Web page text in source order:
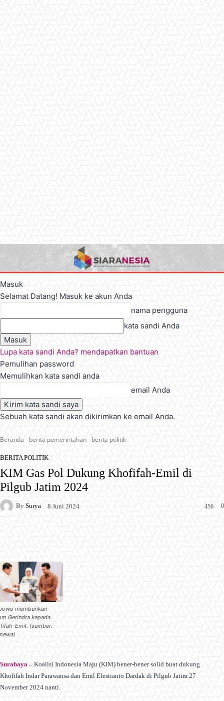
Masuk
Selamat Datang! Masuk ke akun Anda
nama pengguna
kata sandi Anda
Lupa kata sandi Anda? mendapatkan bantuan
Pemulihan password
Memulihkan kata sandi anda
email Anda
Sebuah kata sandi akan dikirimkan ke email Anda.
Beranda berita pemerintahan berita politik
BERITA POLITIK
KIM Gas Pol Dukung Khofifah-Emil di
Pilgub Jatim 2024
By Surya 8 Juni 2024 0
456
memberikan
Gerindra kepada
Emil. (sumber:
Surabaya – Koalisi Indonesia Maju (KIM) bener-bener solid buat dukung
Khofifah Indar Parawansa dan Emil Elestianto Dardak di Pilgub Jatim 27
November 2024 nanti.